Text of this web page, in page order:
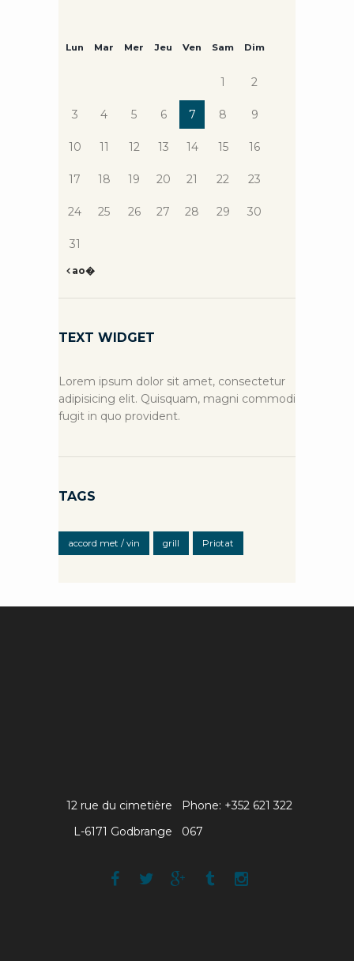
Lun Mar Mer Jeu Ven Sam Dim
1 2
3 4 5 6 7 8 9
10 11 12 13 14 15 16
17 18 19 20 21 22 23
24 25 26 27 28 29 30
31
ao�
TEXT WIDGET
Lorem ipsum dolor sit amet, consectetur
adipisicing elit. Quisquam, magni commodi
fugit in quo provident.
TAGS
accord met / vin grill Priotat
Phone: +352 621 322
067
12 rue du cimetière
L-6171 Godbrange